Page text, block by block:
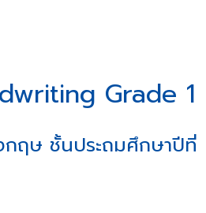
Grade 1
ฤษ ชั้นประถมศึกษาปีที่